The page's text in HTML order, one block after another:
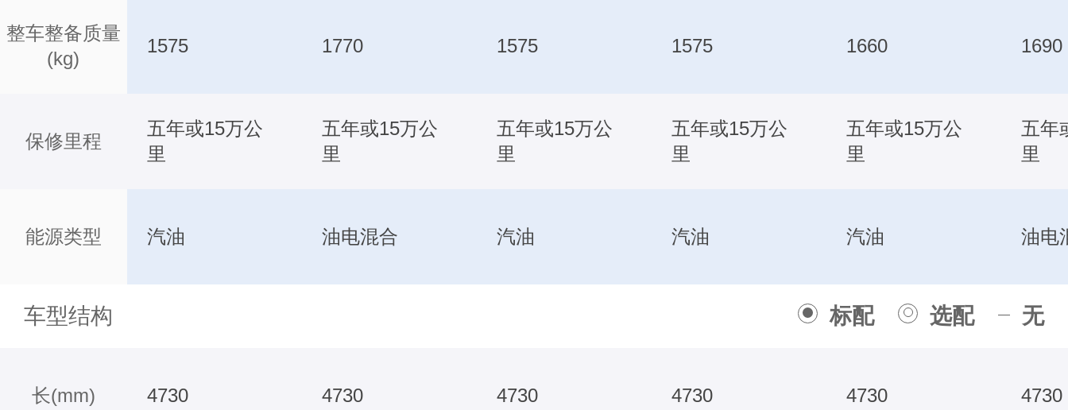
整车整备质量
(kg)
保修里程
能源类型
车型结构 标配 选配 无
长(mm)
1575 1770 1575 1575 1660 1690
五年或15万公
里
五年或15万公
里
五年或15万公
里
五年或15万公
里
五年或15万公
里
五年
里
汽油 油电混合 汽油 汽油 汽油 油电
4730 4730 4730 4730 4730 4730